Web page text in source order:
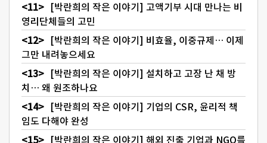
[박란희의 작은 이야기] 고액기부 시대 만나는 비
영리단체들의 고민
[박란희의 작은 이야기] 비효율, 이중규제… 이제
그만 내려놓으세요
[박란희의 작은 이야기] 설치하고 고장 난 채 방
치… 왜 원조하나요
[박란희의 작은 이야기] 기업의 CSR, 윤리적 책
임도 다해야 완성
[박란희의 작은 이야기] 해외 진출 기업과 NGO를